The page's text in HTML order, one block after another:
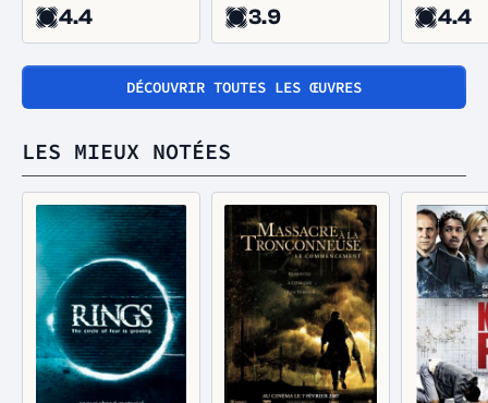
4.4 3.9 4.4
DÉCOUVRIR TOUTES LES ŒUVRES
LES MIEUX NOTÉES